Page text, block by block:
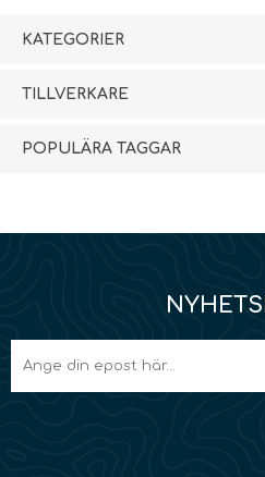
KATEGORIER
TILLVERKARE
POPULÄRA TAGGAR